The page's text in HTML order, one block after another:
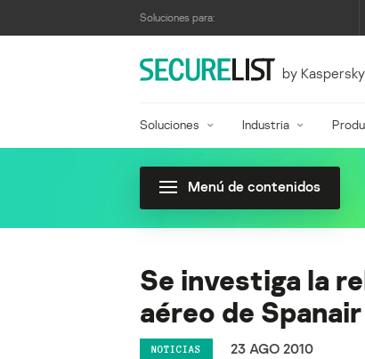
Soluciones para:
by Kaspersky
Soluciones Industria
Menú de contenidos
Se investiga la
aéreo de Spanair
NOTICIAS 23 AGO 2010